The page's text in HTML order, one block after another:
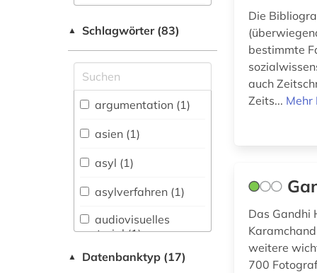
fachübergreifende
Allgemeine und
vergleichende Sprach-
und
Literaturwissenschaft.
Indogermanistik.
Außereuropäische
Sprachen und
Literaturen (4)
Anglistik.
Amerikanistik (0)
▲ Schlagwörter (83)
argumentation (1)
asien (1)
asyl (1)
asylverfahren (1)
audiovisuelles
material (1)
ayurveda (1)
▲ Datenbanktyp (17)
Die
bestimmte
auch
Zeits... Mehr
Das Gandhi
weitere
700